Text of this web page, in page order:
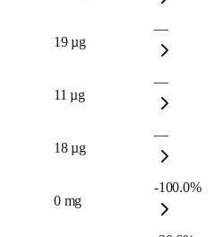
19 µg
—
11 µg
—
18 µg
—
0 mg
-100.0%